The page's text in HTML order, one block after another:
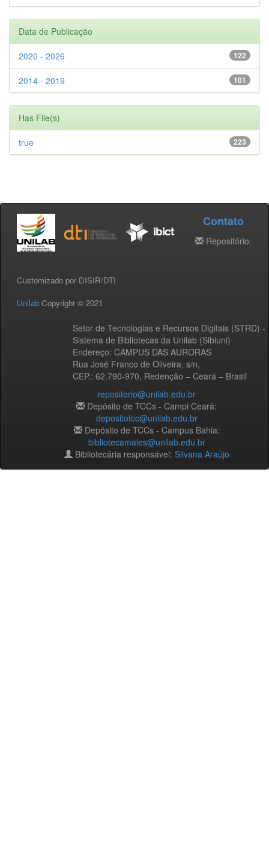
Data de Publicação
122
2020 - 2026
101
2014 - 2019
Has File(s)
223
true
Customizado por DISIR/DTI
Unilab Copyright © 2021
Setor de Tecnologias e Recursos Digitais (STRD) -
Sistema de Bibliotecas da Unilab (Sibiuni)
Endereço: CAMPUS DAS AURORAS
Rua José Franco de Oliveira, s/n,
CEP.: 62.790-970, Redenção – Ceará – Brasil
Contato
Repositório:
repositorio@unilab.edu.br
Depósito de TCCs - Campi Ceará:
depositotcc@unilab.edu.br
Depósito de TCCs - Campus Bahia:
bibliotecamales@unilab.edu.br
Bibliotecária responsável: Silvana Araújo